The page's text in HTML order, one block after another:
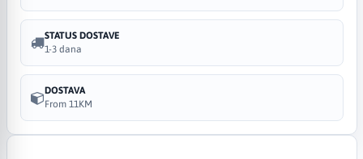
STATUS DOSTAVE
1-3 dana
DOSTAVA
From 11KM